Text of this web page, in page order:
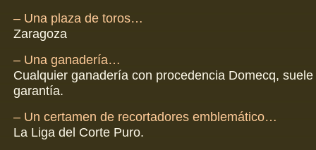
– Una plaza de toros…
Zaragoza
– Una ganadería…
Cualquier ganadería con procedencia Domecq,
garantía.
– Un certamen de recortadores emblemático…
La Liga del Corte Puro.